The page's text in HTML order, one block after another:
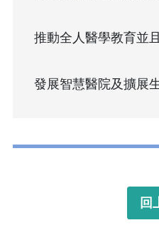
推動全人醫學教育並
發展智慧醫院及擴展
回